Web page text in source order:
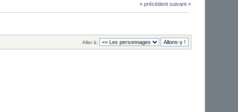
« précédent suivant »
Aller à: